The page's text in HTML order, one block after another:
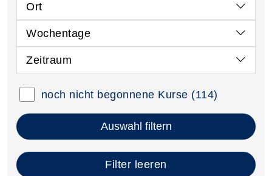
Ort
Wochentage
Zeitraum
noch nicht begonnene Kurse (114)
Auswahl filtern
Filter leeren